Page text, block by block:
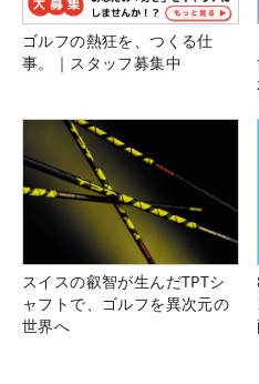
ゴルフの熱狂を、つくる仕
事。｜スタッフ募集中
スイスの叡智が生んだTPTシ
ャフトで、ゴルフを異次元の
世界へ